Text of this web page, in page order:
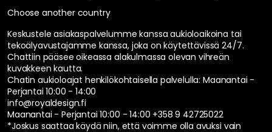
Choose another country
Keskustele asiakaspalvelumme kanssa aukioloaikoina tai
tekoälyavustajamme kanssa, joka on käytettävissä 24/7.
Chattiin pääsee oikeassa alakulmassa olevan vihreän
kuvakkeen kautta.
Chatin aukioloajat henkilökohtaisella palvelulla: Maanantai -
Perjantai 10:00 - 14:00
info@royaldesign.fi
Maanantai - Perjantai 10:00 - 14:00 +358 9 42725022
*Joskus saattaa käydä niin, että voimme olla avuksi vain